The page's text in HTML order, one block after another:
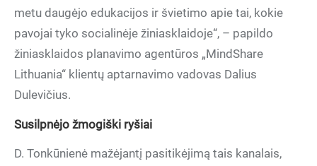
metu daugėjo edukacijos ir švietimo apie tai, kokie
pavojai tyko socialinėje žiniasklaidoje“, – papildo
žiniasklaidos planavimo agentūros „MindShare
Lithuania“ klientų aptarnavimo vadovas Dalius
Dulevičius.
Susilpnėjo žmogiški ryšiai
D. Tonkūnienė mažėjantį pasitikėjimą tais kanalais,